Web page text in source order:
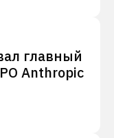
главный
Anthropic